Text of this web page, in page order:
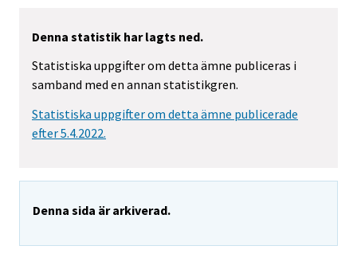
Denna statistik har lagts ned.
Statistiska uppgifter om detta ämne publiceras i
samband med en annan statistikgren.
Statistiska uppgifter om detta ämne publicerade
efter 5.4.2022.
Denna sida är arkiverad.